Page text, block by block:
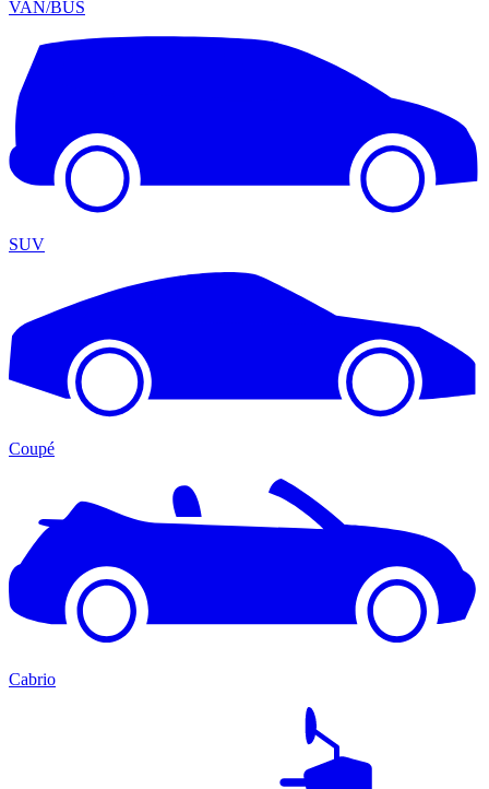
VAN/BUS
SUV
Coupé
Cabrio